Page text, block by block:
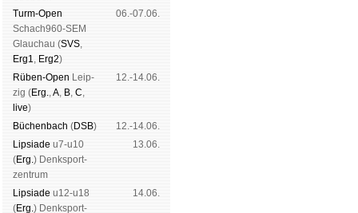
Turm-Open
Schach960-SEM
Glau­chau (SVS,
Erg1, Erg2)
06.-07.06.
Rüben-Open Leip­
zig (Erg.,A, B, C,
live)
12.-14.06.
Büchen­bach (DSB)
12.-14.06.
Lipsiade u7-u10
(Erg.) Denk­sport­
zen­trum
13.06.
Lipsiade u12-u18
(Erg.) Denk­sport­
14.06.